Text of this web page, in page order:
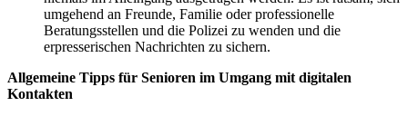
umgehend an Freunde, Familie oder professionelle
Beratungsstellen und die Polizei zu wenden und die
erpresserischen Nachrichten zu sichern.
Allgemeine Tipps für Senioren im Umgang mit digitalen
Kontakten